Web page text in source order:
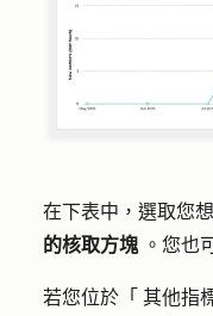
在下表中，選取您
的核取方塊。您也
若您位於「 其他指